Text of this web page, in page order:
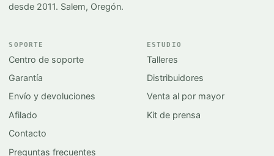
desde 2011. Salem, Oregón.
SOPORTE
Centro de soporte
Garantía
Envío y devoluciones
Afilado
Contacto
Preguntas frecuentes
ESTUDIO
Talleres
Distribuidores
Venta al por mayor
Kit de prensa